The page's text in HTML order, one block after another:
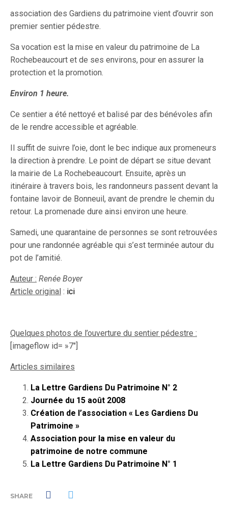
association des Gardiens du patrimoine vient d’ouvrir son
premier sentier pédestre.
Sa vocation est la mise en valeur du patrimoine de La
Rochebeaucourt et de ses environs, pour en assurer la
protection et la promotion.
Environ 1 heure.
Ce sentier a été nettoyé et balisé par des bénévoles afin
de le rendre accessible et agréable.
Il suffit de suivre l’oie, dont le bec indique aux promeneurs
la direction à prendre. Le point de départ se situe devant
la mairie de La Rochebeaucourt. Ensuite, après un
itinéraire à travers bois, les randonneurs passent devant la
fontaine lavoir de Bonneuil, avant de prendre le chemin du
retour. La promenade dure ainsi environ une heure.
Samedi, une quarantaine de personnes se sont retrouvées
pour une randonnée agréable qui s’est terminée autour du
pot de l’amitié.
Auteur : Renée Boyer
Article original : ici
Quelques photos de l’ouverture du sentier pédestre :
[imageflow id= »7″]
Articles similaires
La Lettre Gardiens Du Patrimoine N° 2
Journée du 15 août 2008
Création de l’association « Les Gardiens Du
Patrimoine »
Association pour la mise en valeur du
patrimoine de notre commune
La Lettre Gardiens Du Patrimoine N° 1
SHARE